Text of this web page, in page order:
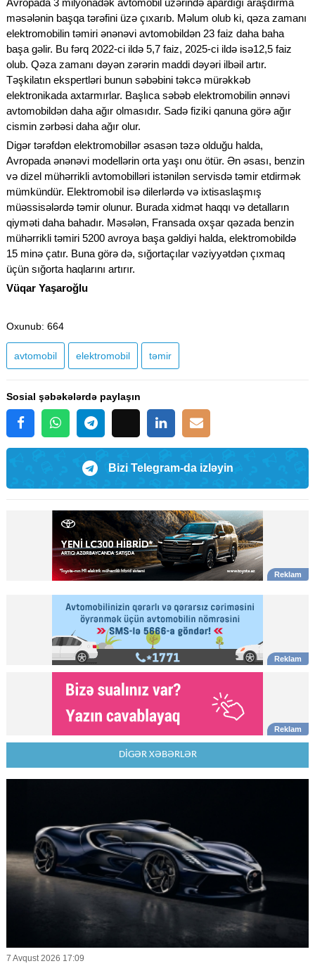
məsələnin başqa tərəfini üzə çıxarıb. Məlum olub ki, qəza zamanı
elektromobilin təmiri ənənəvi avtomobildən 23 faiz daha baha
başa gəlir. Bu fərq 2022-ci ildə 5,7 faiz, 2025-ci ildə isə12,5 faiz
olub. Qəza zamanı dəyən zərərin maddi dəyəri ilbəil artır.
Təşkilatın ekspertləri bunun səbəbini təkcə mürəkkəb
elektronikada axtarmırlar. Başlıca səbəb elektromobilin ənnəvi
avtomobildən daha ağır olmasıdır. Sadə fiziki qanuna görə ağır
cismin zərbəsi daha ağır olur.
Digər tərəfdən elektromobillər əsasən təzə olduğu halda,
Avropada ənənəvi modellərin orta yaşı onu ötür. Ən əsası, benzin
və dizel mühərrikli avtomobilləri istənilən servisdə təmir etdirmək
mümkündür. Elektromobil isə dilerlərdə və ixtisaslaşmış
müəssisələrdə təmir olunur. Burada xidmət haqqı və detalların
qiyməti daha bahadır. Məsələn, Fransada oxşar qəzada benzin
mühərrikli təmiri 5200 avroya başa gəldiyi halda, elektromobildə
15 minə çatır. Buna görə də, sığortaçılar vəziyyətdən çıxmaq
üçün sığorta haqlarını artırır.
Vüqar Yaşaroğlu
Oxunub: 664
avtomobil elektromobil təmir
Sosial şəbəkələrdə paylaşın
Bizi Telegram-da izləyin
DİGƏR XƏBƏRLƏR
7 Avqust 2026 17:09